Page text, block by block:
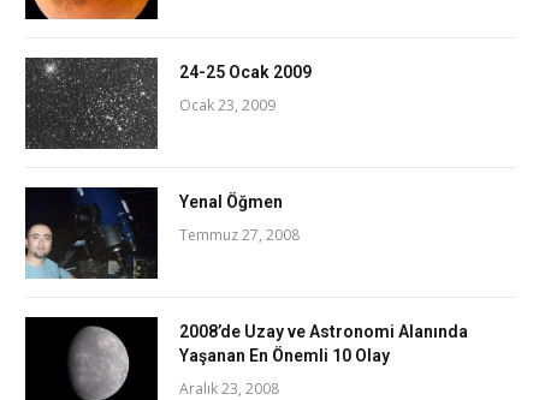
24-25 Ocak 2009
Ocak 23, 2009
Yenal Öğmen
Temmuz 27, 2008
2008’de Uzay ve Astronomi Alanında
Yaşanan En Önemli 10 Olay
Aralık 23, 2008